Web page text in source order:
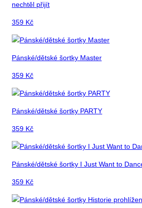
nechtěl přijít
359 Kč
Pánské/dětské šortky Master
359 Kč
Pánské/dětské šortky PARTY
359 Kč
Pánské/dětské šortky I Just Want to
359 Kč